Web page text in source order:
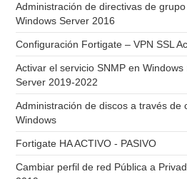
Administración de directivas de
Windows Server 2016
Configuración Fortigate – VPN SSL
Activar el servicio SNMP en
Server 2019-2022
Administración de discos a través de
Windows
Fortigate HA ACTIVO - PASIVO
Cambiar perfil de red Pública a